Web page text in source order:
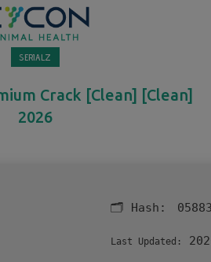
SERIALZ
Crack [Clean] [Clean]
2026
🗂 Hash:
Last Updated: